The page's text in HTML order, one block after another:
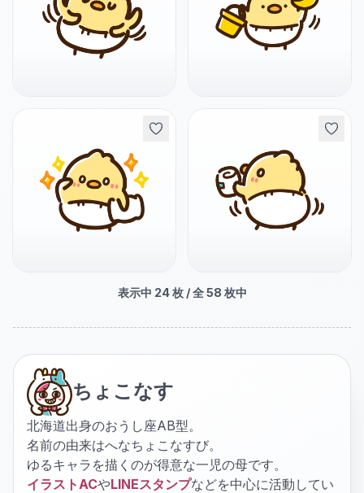
表示中 24枚 / 全 58 枚中
ちょこなす
北海道出身のおうし座AB型。
名前の由来はへなちょこなすび。
ゆるキャラを描くのが得意な一児の母です。
イラストACやLINEスタンプなどを中心に活動してい